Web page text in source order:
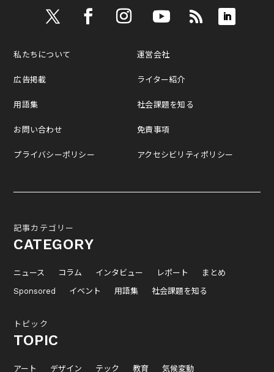
私たちについて
広告掲載
用語集
お問い合わせ
プライバシーポリシー
運営会社
ライター紹介
社会課題を知る
免責事項
アクセシビリティポリシー
記事カテゴリー
CATEGORY
ニュース コラム インタビュー レポート
まとめ
Sponsored
イベント 用語集 社会課題を知る
トピック
TOPIC
アート デザイン テック 教育 気候変動